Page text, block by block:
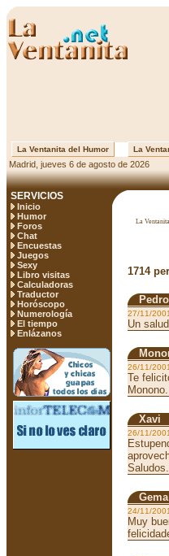
La Ventanita del Humor La
Madrid, jueves 6 de agosto de 2026
SERVICIOS
Inicio
Humor
Foros
Chat
Encuestas
Juegos
Sexy
Libro visitas
Calculadoras
Traductor
Horóscopo
Numerología
El tiempo
Enlázanos
La
1714
Pedro
27/11/
Un
26/11/
Te
Monono.
Xavi
26/11/
Saludos.
Gema
24/11/
Muy